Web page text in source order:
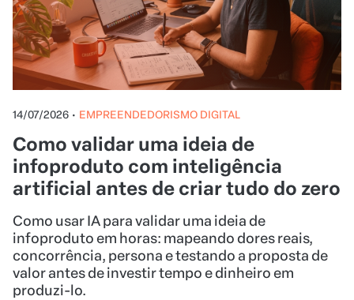
14/07/2026 • EMPREENDEDORISMO DIGITAL
Como validar uma ideia de
infoproduto com inteligência
artificial antes de criar tudo do zero
Como usar IA para validar uma ideia de
infoproduto em horas: mapeando dores reais,
concorrência, persona e testando a proposta de
valor antes de investir tempo e dinheiro em
produzi-lo.